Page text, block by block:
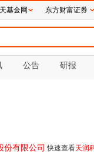
公告 研报
份有限公司 快速查看天润
基金网 东方财富证券